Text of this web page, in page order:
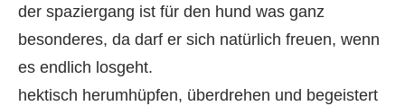
der spaziergang ist für den hund was ganz
besonderes, da darf er sich natürlich freuen, wenn
es endlich losgeht.
hektisch herumhüpfen, überdrehen und begeistert